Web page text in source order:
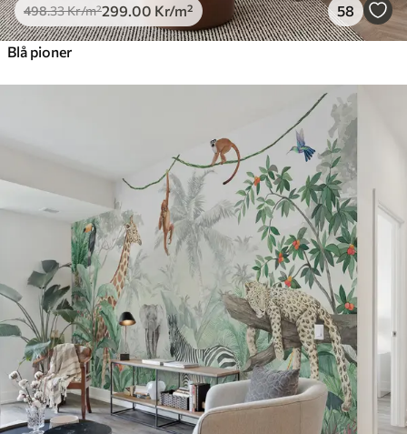
498.33Kr/m²299 .00 Kr/m² 58
Blå pioner